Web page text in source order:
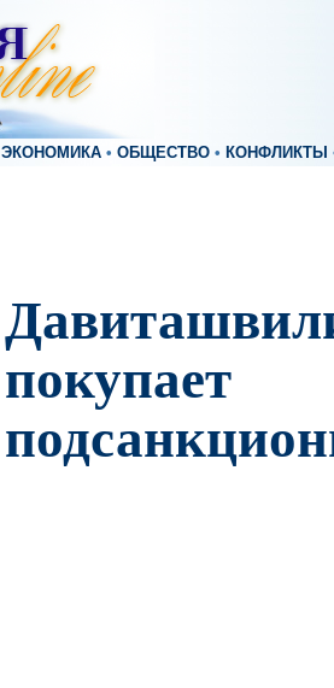
ЭКОНОМИКА • ОБЩЕСТВО • КОНФЛИКТЫ
покупает